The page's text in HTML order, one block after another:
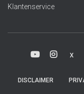
Klantenservice
X
DISCLAIMER